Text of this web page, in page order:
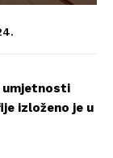
umjetnosti
izloženo je u